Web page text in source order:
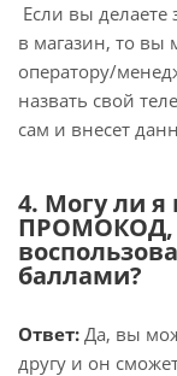
Если вы делаете
в магазин, то вы
оператору/
назвать свой
сам и внесет
4. Могу ли я
ПРОМОКОД,
баллами?
Ответ: Да, вы
другу и он